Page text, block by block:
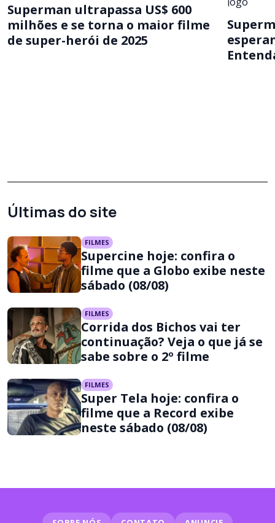
Superman ultrapassa US$ 600
milhões e se torna o maior filme
de super-herói de 2025
Últimas do site
FILMES
Supercine hoje: confira o
filme que a Globo exibe neste
sábado (08/08)
FILMES
Corrida dos Bichos vai ter
continuação? Veja o que já se
sabe sobre o 2º filme
FILMES
Super Tela hoje: confira o
filme que a Record exibe
neste sábado (08/08)